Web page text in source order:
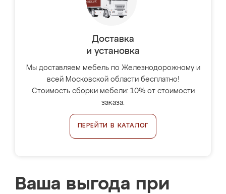
Доставка
и установка
Мы доставляем мебель по Железнодорожному и
всей Московской области бесплатно!
Стоимость сборки мебели: 10% от стоимости
заказа.
ПЕРЕЙТИ В КАТАЛОГ
Ваша выгода при